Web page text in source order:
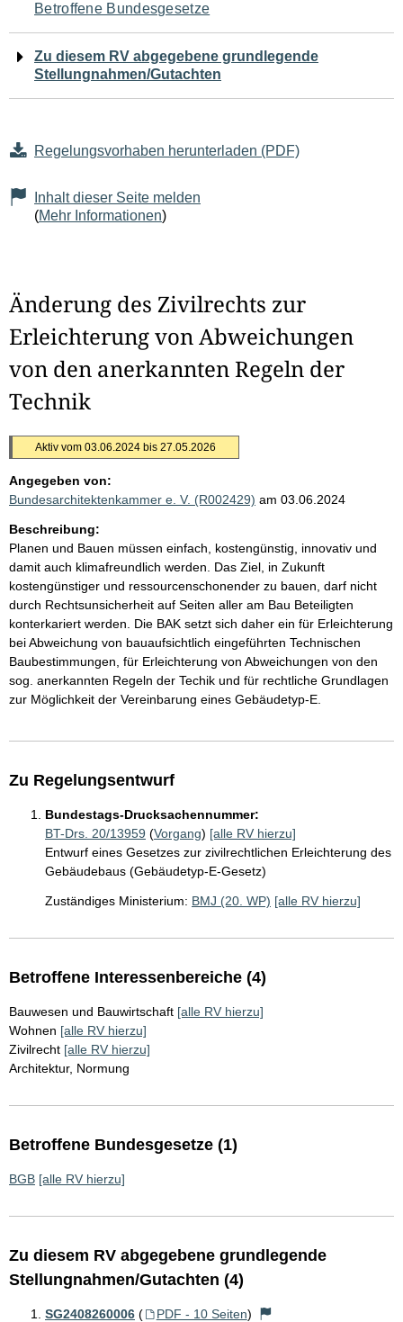
Betroffene Bundesgesetze
Zu diesem RV abgegebene grundlegende
Stellungnahmen/Gutachten
Regelungsvorhaben herunterladen (PDF)
Inhalt dieser Seite melden
(Mehr Informationen)
Änderung des Zivilrechts zur
Erleichterung von Abweichungen
von den anerkannten Regeln der
Technik
Aktiv vom 03.06.2024 bis 27.05.2026
Angegeben von:
Bundesarchitektenkammer e. V. (R002429) am 03.06.2024
Beschreibung:
Planen und Bauen müssen einfach, kostengünstig, innovativ und
damit auch klimafreundlich werden. Das Ziel, in Zukunft
kostengünstiger und ressourcenschonender zu bauen, darf nicht
durch Rechtsunsicherheit auf Seiten aller am Bau Beteiligten
konterkariert werden. Die BAK setzt sich daher ein für Erleichterung
bei Abweichung von bauaufsichtlich eingeführten Technischen
Baubestimmungen, für Erleichterung von Abweichungen von den
sog. anerkannten Regeln der Techik und für rechtliche Grundlagen
zur Möglichkeit der Vereinbarung eines Gebäudetyp-E.
Zu Regelungsentwurf
Bundestags-Drucksachennummer:
BT-Drs. 20/13959 (Vorgang) [alle RV hierzu]
Entwurf eines Gesetzes zur zivilrechtlichen Erleichterung des
Gebäudebaus (Gebäudetyp-E-Gesetz)
Zuständiges Ministerium: BMJ (20. WP) [alle RV hierzu]
Betroffene Interessenbereiche (4)
Bauwesen und Bauwirtschaft [alle RV hierzu]
Wohnen [alle RV hierzu]
Zivilrecht [alle RV hierzu]
Architektur, Normung
Betroffene Bundesgesetze (1)
BGB [alle RV hierzu]
Zu diesem RV abgegebene grundlegende
Stellungnahmen/Gutachten (4)
SG2408260006 ( PDF - 10 Seiten)